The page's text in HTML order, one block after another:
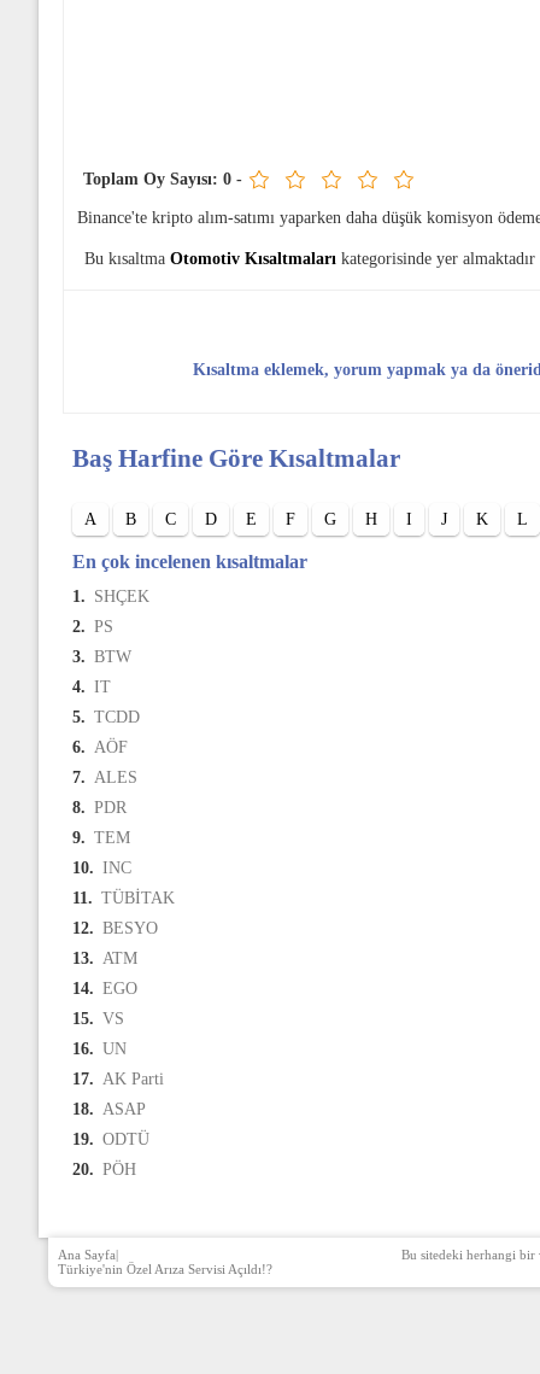
Toplam Oy Sayısı: 0-
Binance'te kripto alım-satımı yaparken daha düşük komisyon
Bu kısaltma Otomotiv Kısaltmaları kategorisinde yer
Kısaltma eklemek, yorum yapmak ya da
Baş Harfine Göre Kısaltmalar
A B C D E F G H I J K L
En çok incelenen kısaltmalar
1. SHÇEK
2. PS
3. BTW
4. IT
5. TCDD
6. AÖF
7. ALES
8. PDR
9. TEM
10. INC
11. TÜBİTAK
12. BESYO
13. ATM
14. EGO
15. VS
16. UN
17. AK Parti
18. ASAP
19. ODTÜ
20. PÖH
Ana Sayfa|
Türkiye'nin Özel Arıza Servisi Açıldı!?
Bu sitedeki herhangi bir